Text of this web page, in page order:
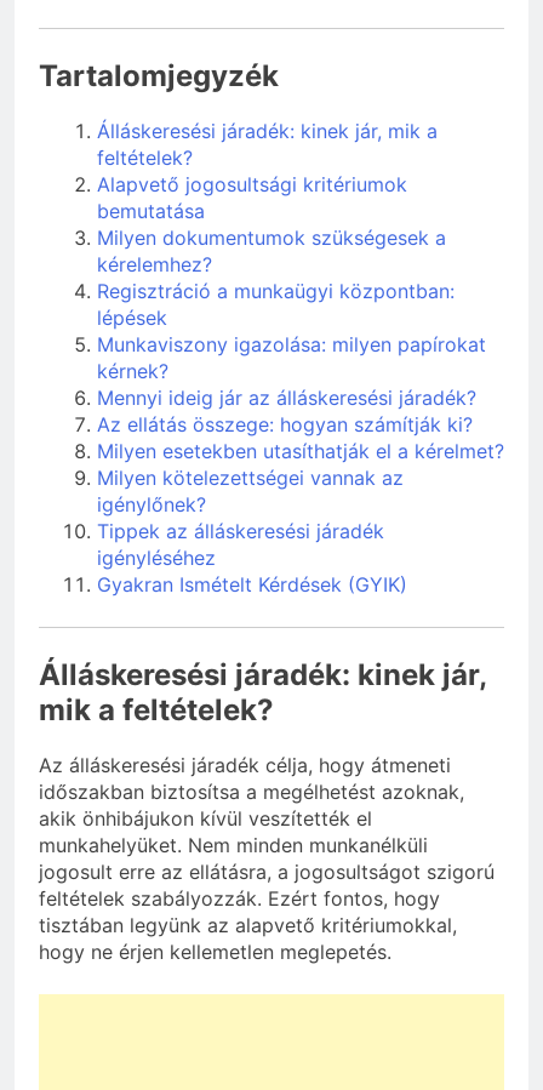
Tartalomjegyzék
Álláskeresési járadék: kinek jár, mik a
feltételek?
Alapvető jogosultsági kritériumok
bemutatása
Milyen dokumentumok szükségesek a
kérelemhez?
Regisztráció a munkaügyi központban:
lépések
Munkaviszony igazolása: milyen papírokat
kérnek?
Mennyi ideig jár az álláskeresési járadék?
Az ellátás összege: hogyan számítják ki?
Milyen esetekben utasíthatják el a kérelmet?
Milyen kötelezettségei vannak az
igénylőnek?
Tippek az álláskeresési járadék
igényléséhez
Gyakran Ismételt Kérdések (GYIK)
Álláskeresési járadék: kinek jár,
mik a feltételek?
Az álláskeresési járadék célja, hogy átmeneti
időszakban biztosítsa a megélhetést azoknak,
akik önhibájukon kívül veszítették el
munkahelyüket. Nem minden munkanélküli
jogosult erre az ellátásra, a jogosultságot szigorú
feltételek szabályozzák. Ezért fontos, hogy
tisztában legyünk az alapvető kritériumokkal,
hogy ne érjen kellemetlen meglepetés.